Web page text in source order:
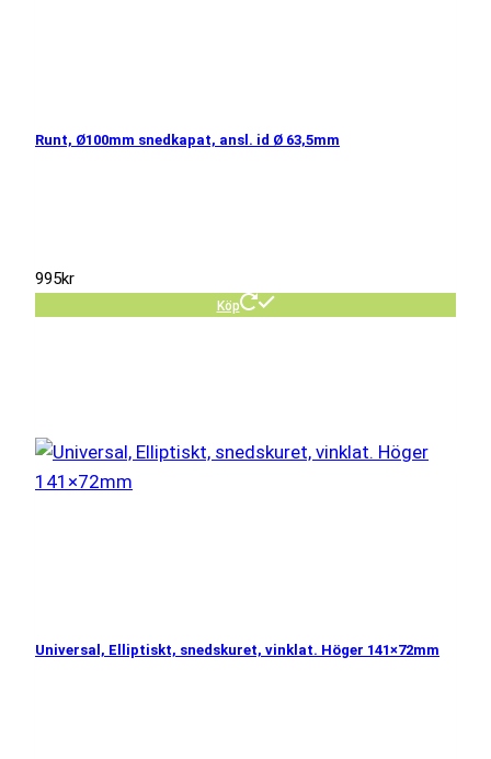
Runt, Ø100mm snedkapat, ansl. id Ø 63,5mm
995kr
Köp
Universal, Elliptiskt, snedskuret, vinklat. Höger 141×72mm